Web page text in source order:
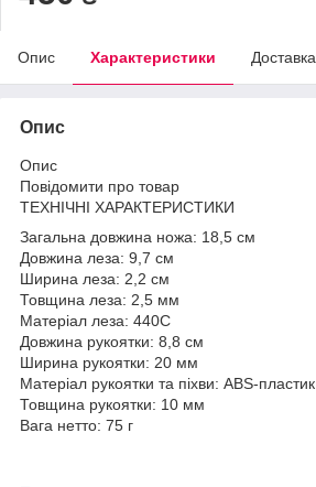
Опис Характеристики Доставка
Опис
Опис
Повідомити про товар
ТЕХНІЧНІ ХАРАКТЕРИСТИКИ
Загальна довжина ножа: 18,5 см
Довжина леза: 9,7 см
Ширина леза: 2,2 см
Товщина леза: 2,5 мм
Матеріал леза: 440C
Довжина рукоятки: 8,8 см
Ширина рукоятки: 20 мм
Матеріал рукоятки та піхви: ABS-пластик
Товщина рукоятки: 10 мм
Вага нетто: 75 г